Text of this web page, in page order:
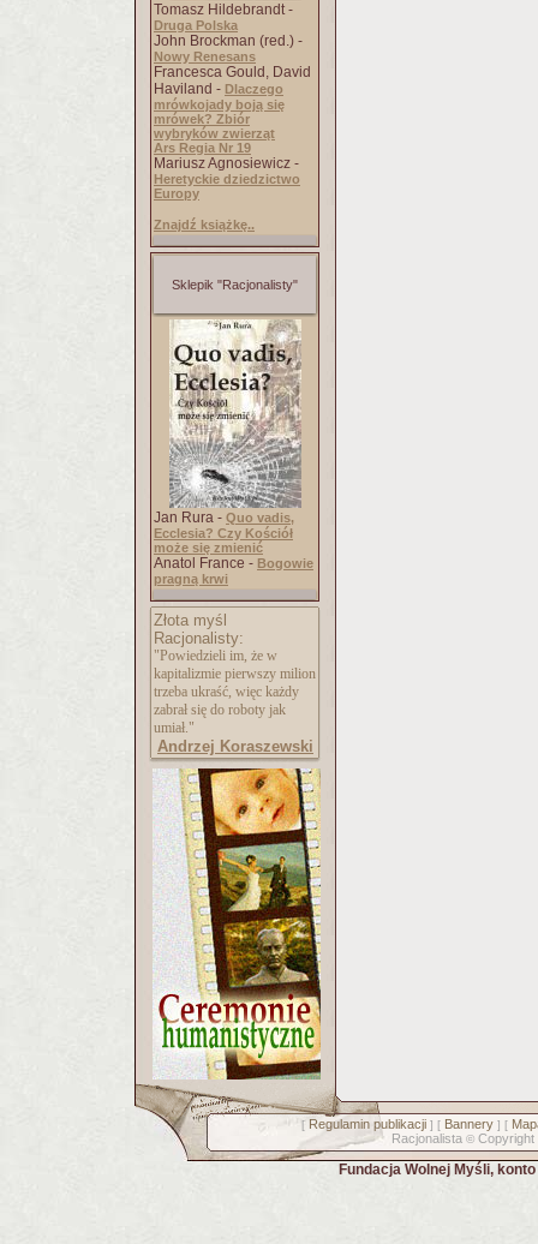
Tomasz Hildebrandt -
Druga Polska
John Brockman (red.) -
Nowy Renesans
Francesca Gould, David
Haviland - Dlaczego
mrówkojady boją się
mrówek? Zbiór
wybryków zwierząt
Ars Regia Nr 19
Mariusz Agnosiewicz -
Heretyckie dziedzictwo
Europy
Znajdź książkę..
Sklepik "Racjonalisty"
Jan Rura - Quo vadis,
Ecclesia? Czy Kościół
może się zmienić
Anatol France - Bogowie
pragną krwi
Złota myśl
Racjonalisty:
"Powiedzieli im, że w
kapitalizmie pierwszy milion
trzeba ukraść, więc każdy
zabrał się do roboty jak
umiał."
Andrzej Koraszewski
[ Regulamin publikacji] [ Bannery] [
Racjonalista © Copyright
Fundacja Wolnej Myśli,